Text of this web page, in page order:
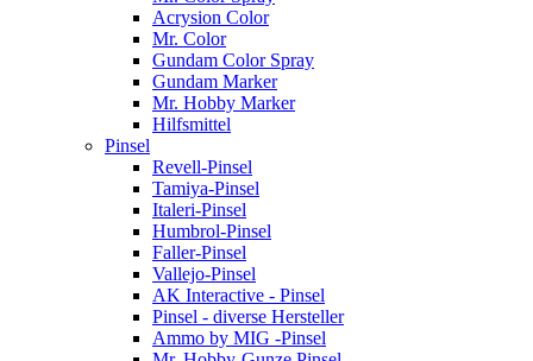
Acrysion Color
Mr. Color
Gundam Color Spray
Gundam Marker
Mr. Hobby Marker
Hilfsmittel
Pinsel
Revell-Pinsel
Tamiya-Pinsel
Italeri-Pinsel
Humbrol-Pinsel
Faller-Pinsel
Vallejo-Pinsel
AK Interactive - Pinsel
Pinsel - diverse Hersteller
Ammo by MIG -Pinsel